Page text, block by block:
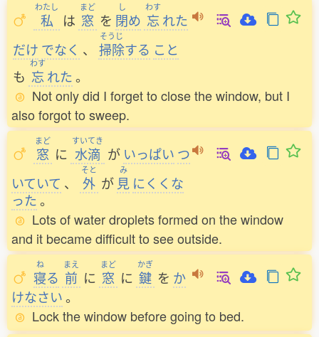
わたし
私 は
まど
窓 を
し
閉め
わす
忘れた
だけ でなく 、
そうじ
掃除する こと
も
わす
忘れた。
Not only did I forget to close the window, but I
also forgot to sweep.
まど
窓 に
すいてき
水滴 が いっぱい つ
いていて 、
そと
外 が
み
見 にくくな
った。
Lots of water droplets formed on the window
and it became difficult to see outside.
ね
寝る
まえ
前 に
まど
窓 に
かぎ
鍵 を か
けなさい。
Lock the window before going to bed.